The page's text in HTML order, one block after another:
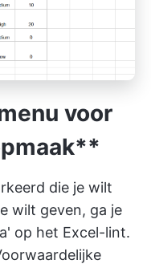
voor
die je wilt
wilt geven, ga je
op het Excel-lint.